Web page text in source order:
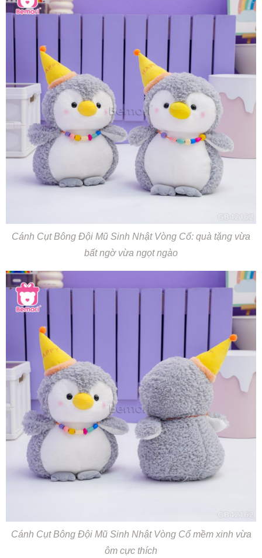
Cánh Cụt Bông Đội Mũ Sinh Nhật Vòng Cổ: quà tặng vừa
bất ngờ vừa ngọt ngào
Cánh Cụt Bông Đội Mũ Sinh Nhật Vòng Cổ mềm xinh vừa
ôm cực thích